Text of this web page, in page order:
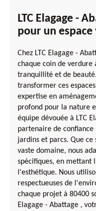
LTC Elagage -
pour un
Chez LTC Elagage -
chaque coin de verdure
tranquillité et de
transformer ces
expertise en
profond pour la nature
équipe dévouée à LTC
partenaire de
jardins et parcs. Que
vaste domaine, nous
spécifiques, en mettant
l'esthétique. Nous
respectueuses de
chaque projet à 80400
Elagage - Abattage ,